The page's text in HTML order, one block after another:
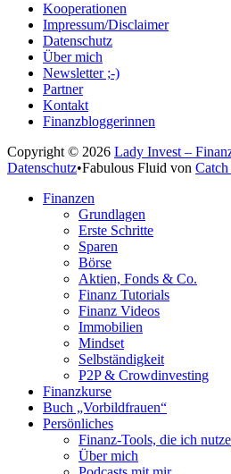
Kooperationen
Impressum/Disclaimer
Datenschutz
Über mich
Newsletter ;-)
Partner
Kontakt
Finanzbloggerinnen
Copyright © 2026 Lady Invest –
Datenschutz•Fabulous Fluid von Catch
oben
Finanzen
Grundlagen
Erste Schritte
Sparen
Börse
Aktien, Fonds & Co.
Finanz Tutorials
Finanz Videos
Immobilien
Mindset
Selbständigkeit
P2P & Crowdinvesting
Finanzkurse
Buch „Vorbildfrauen“
Persönliches
Finanz-Tools, die ich nutze
Über mich